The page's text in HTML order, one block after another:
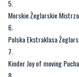
Morskie Żeglarskie
Polska Ekstraklasa
Kinder Joy of moving